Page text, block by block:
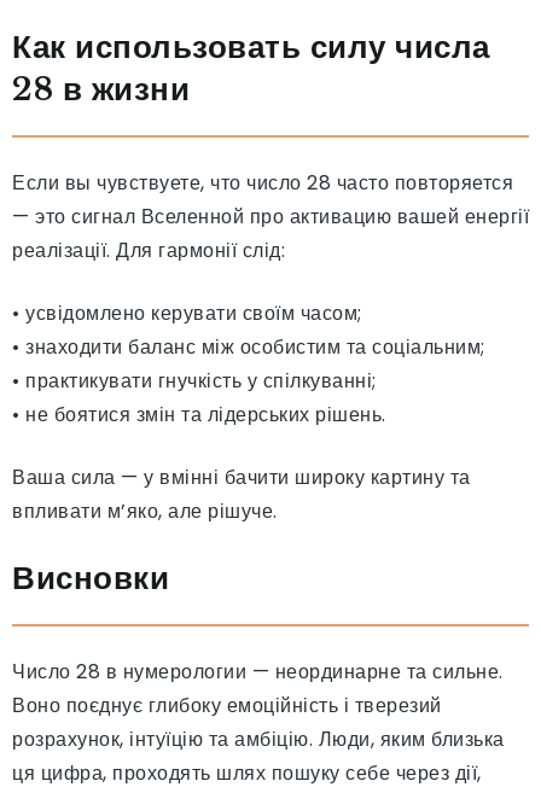
Как использовать силу числа
28 в жизни
Если вы чувствуете, что число 28 часто повторяется
— это сигнал Вселенной про активацию вашей енергії
реалізації. Для гармонії слід:
• усвідомлено керувати своїм часом;
• знаходити баланс між особистим та соціальним;
• практикувати гнучкість у спілкуванні;
• не боятися змін та лідерських рішень.
Ваша сила — у вмінні бачити широку картину та
впливати м’яко, але рішуче.
Висновки
Число 28 в нумерологии — неординарне та сильне.
Воно поєднує глибоку емоційність і тверезий
розрахунок, інтуїцію та амбіцію. Люди, яким близька
ця цифра, проходять шлях пошуку себе через дії,